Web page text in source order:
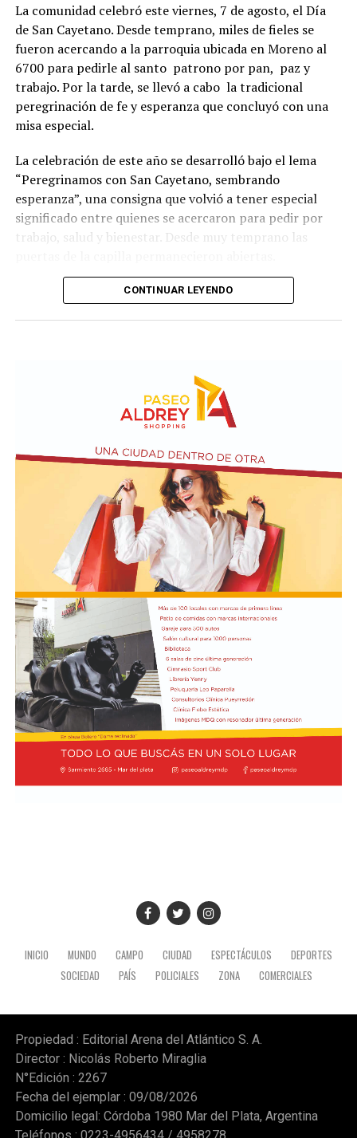
La comunidad celebró este viernes, 7 de agosto, el Día
de San Cayetano. Desde temprano, miles de fieles se
fueron acercando a la parroquia ubicada en Moreno al
6700 para pedirle al santo patrono por pan, paz y
trabajo. Por la tarde, se llevó a cabo la tradicional
peregrinación de fe y esperanza que concluyó con una
misa especial.
La celebración de este año se desarrolló bajo el lema
“Peregrinamos con San Cayetano, sembrando
esperanza”, una consigna que volvió a tener especial
significado entre quienes se acercaron para pedir por
trabajo, salud y bienestar. Desde muy temprano las
La imagen del santo salió del santuario de Moreno al
En paralelo, distintos gremios y organizaciones sociales
se sumaron bajo las consignas de paz, pan, tierra, techo
desocupados.
CONTINUAR LEYENDO
INICIO MUNDO CAMPO CIUDAD ESPECTÁCULOS
DEPORTES
SOCIEDAD
PAÍS POLICIALES ZONA COMERCIALES
Propiedad : Editorial Arena del Atlántico S. A.
Director : Nicolás Roberto Miraglia
N°Edición : 2267
Fecha del ejemplar : 09/08/2026
Domicilio legal: Córdoba 1980 Mar del Plata, Argentina
Teléfonos : 0223-4956434 / 4958278